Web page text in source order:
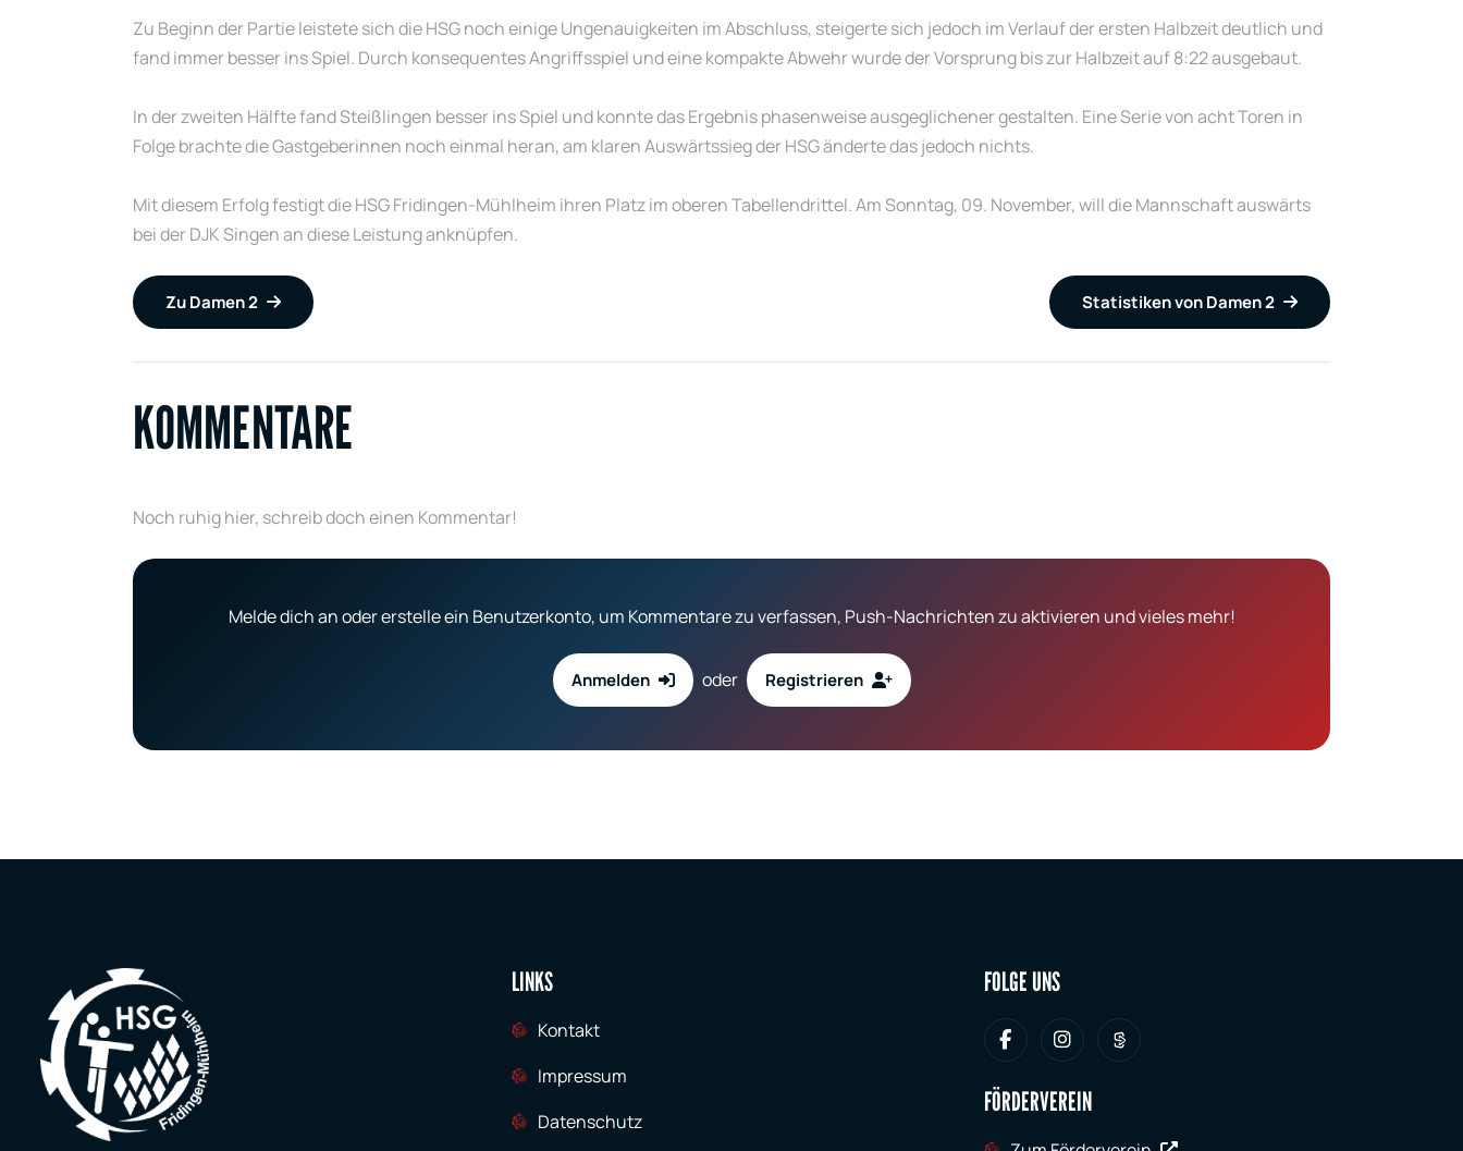
Zu Beginn der Partie leistete sich die HSG noch einige Ungenauigkeiten im Abschluss, steigerte sich jedoch im Verlauf der ersten Halbzeit deutlich und
fand immer besser ins Spiel. Durch konsequentes Angriffsspiel und eine kompakte Abwehr wurde der Vorsprung bis zur Halbzeit auf 8:22 ausgebaut.
In der zweiten Hälfte fand Steißlingen besser ins Spiel und konnte das Ergebnis phasenweise ausgeglichener gestalten. Eine Serie von acht Toren in
Folge brachte die Gastgeberinnen noch einmal heran, am klaren Auswärtssieg der HSG änderte das jedoch nichts.
Mit diesem Erfolg festigt die HSG Fridingen-Mühlheim ihren Platz im oberen Tabellendrittel. Am Sonntag, 09. November, will die Mannschaft auswärts
bei der DJK Singen an diese Leistung anknüpfen.
Zu Damen 2 Statistiken von Damen 2
KOMMENTARE
Noch ruhig hier, schreib doch einen Kommentar!
Melde dich an oder erstelle ein Benutzerkonto, um Kommentare zu verfassen, Push-Nachrichten zu aktivieren und vieles mehr!
Anmelden oder Registrieren
LINKS
Kontakt
Impressum
Datenschutz
FOLGE UNS
FÖRDERVEREIN